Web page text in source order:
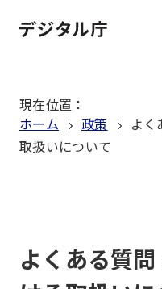
文
動
現在位置 ：
ホーム
政策
よく
取扱いについて
よくある質